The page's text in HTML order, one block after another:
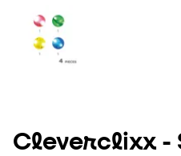
Cleverclixx -